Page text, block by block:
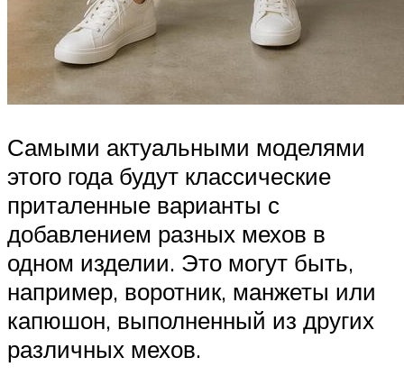
Самыми актуальными моделями
этого года будут классические
приталенные варианты с
добавлением разных мехов в
одном изделии. Это могут быть,
например, воротник, манжеты или
капюшон, выполненный из других
различных мехов.